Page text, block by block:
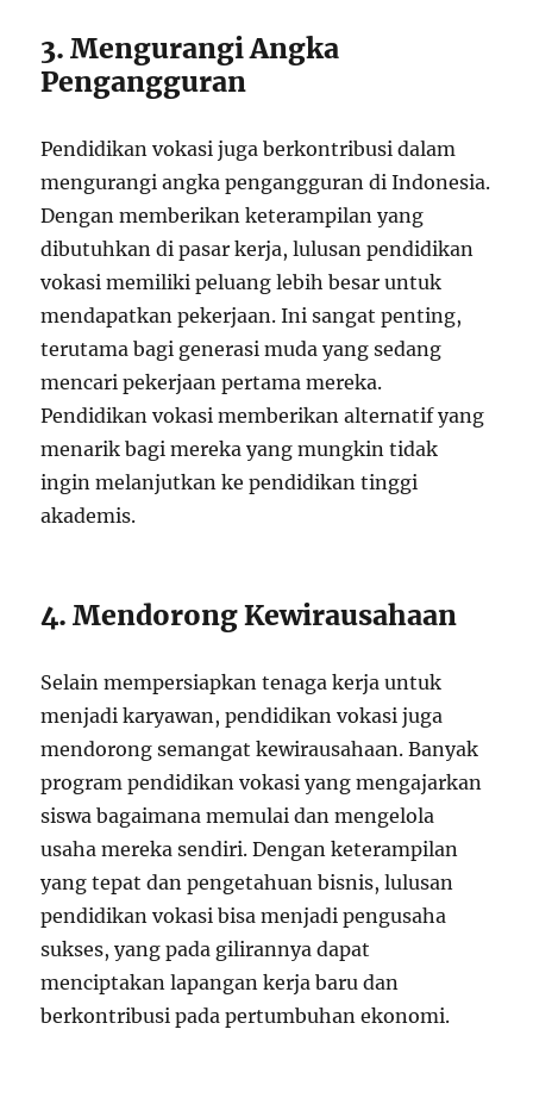
3. Mengurangi Angka
Pengangguran
Pendidikan vokasi juga berkontribusi dalam
mengurangi angka pengangguran di Indonesia.
Dengan memberikan keterampilan yang
dibutuhkan di pasar kerja, lulusan pendidikan
vokasi memiliki peluang lebih besar untuk
mendapatkan pekerjaan. Ini sangat penting,
terutama bagi generasi muda yang sedang
mencari pekerjaan pertama mereka.
Pendidikan vokasi memberikan alternatif yang
menarik bagi mereka yang mungkin tidak
ingin melanjutkan ke pendidikan tinggi
akademis.
4. Mendorong Kewirausahaan
Selain mempersiapkan tenaga kerja untuk
menjadi karyawan, pendidikan vokasi juga
mendorong semangat kewirausahaan. Banyak
program pendidikan vokasi yang mengajarkan
siswa bagaimana memulai dan mengelola
usaha mereka sendiri. Dengan keterampilan
yang tepat dan pengetahuan bisnis, lulusan
pendidikan vokasi bisa menjadi pengusaha
sukses, yang pada gilirannya dapat
menciptakan lapangan kerja baru dan
berkontribusi pada pertumbuhan ekonomi.